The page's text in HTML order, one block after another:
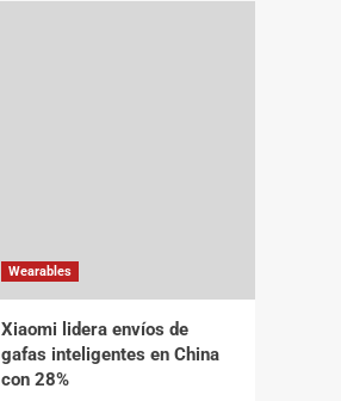
Wearables
Xiaomi lidera envíos de
gafas inteligentes en China
con 28%